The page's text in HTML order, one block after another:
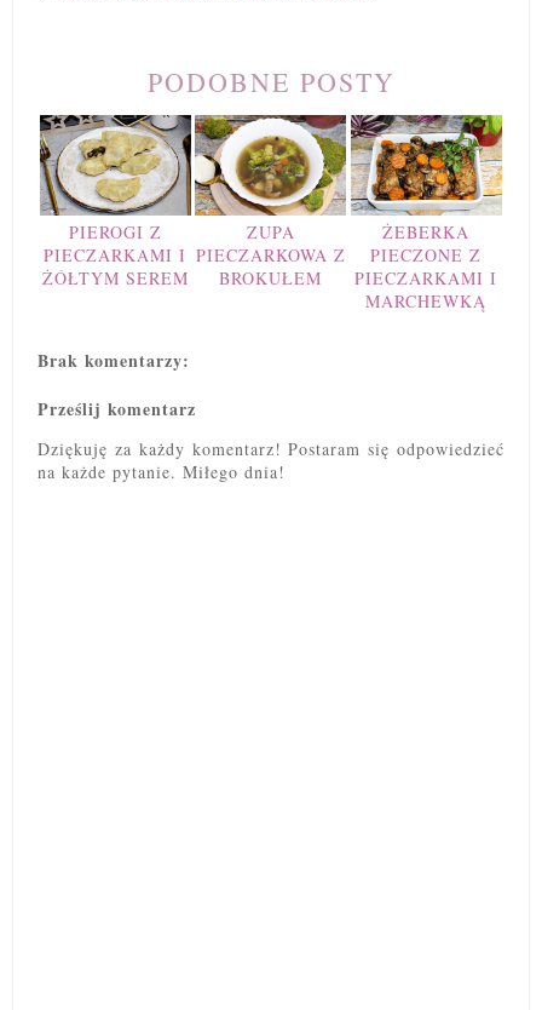
PODOBNE POSTY
PIEROGI Z
PIECZARKAMI I
ŻÓŁTYM SEREM
ZUPA
PIECZARKOWA Z
BROKUŁEM
ŻEBERKA
PIECZONE Z
PIECZARKAMI I
MARCHEWKĄ
Brak komentarzy:
Prześlij komentarz
Dziękuję za każdy komentarz! Postaram się odpowiedzieć
na każde pytanie. Miłego dnia!